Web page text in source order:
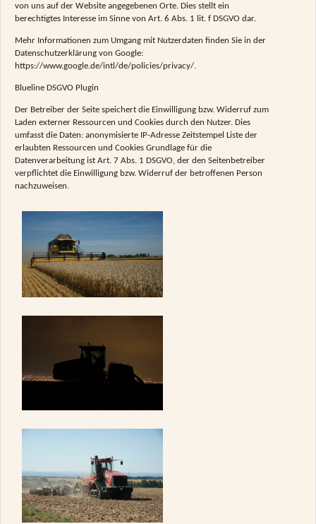
von uns auf der Website angegebenen Orte. Dies stellt ein
berechtigtes Interesse im Sinne von Art. 6 Abs. 1 lit. f DSGVO dar.
Mehr Informationen zum Umgang mit Nutzerdaten finden Sie in der
Datenschutzerklärung von Google:
https://www.google.de/intl/de/policies/privacy/.
Blueline DSGVO Plugin
Der Betreiber der Seite speichert die Einwilligung bzw. Widerruf zum
Laden externer Ressourcen und Cookies durch den Nutzer. Dies
umfasst die Daten: anonymisierte IP-Adresse Zeitstempel Liste der
erlaubten Ressourcen und Cookies Grundlage für die
Datenverarbeitung ist Art. 7 Abs. 1 DSGVO, der den Seitenbetreiber
verpflichtet die Einwilligung bzw. Widerruf der betroffenen Person
nachzuweisen.